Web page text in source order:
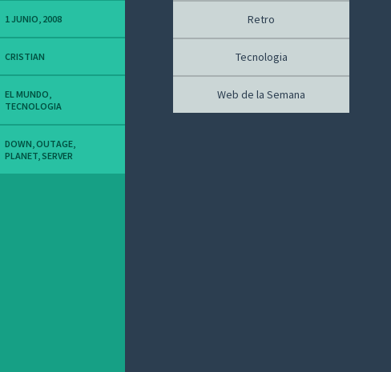
1 JUNIO, 2008
CRISTIAN
EL MUNDO,
TECNOLOGIA
DOWN,OUTAGE,
PLANET,SERVER
Retro
Tecnologia
Web de la Semana